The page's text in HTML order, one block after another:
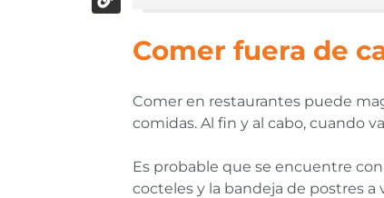
Comer fuera de
Comer en restaurantes puede
comidas. Al fin y al cabo, cuando
Es probable que se encuentre
cocteles y la bandeja de postres a